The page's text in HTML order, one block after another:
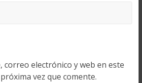
correo electrónico y web en este
vez que comente.